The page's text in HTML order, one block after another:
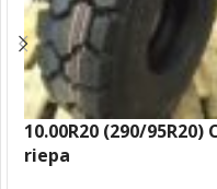
10.00R20 (290/
riepa